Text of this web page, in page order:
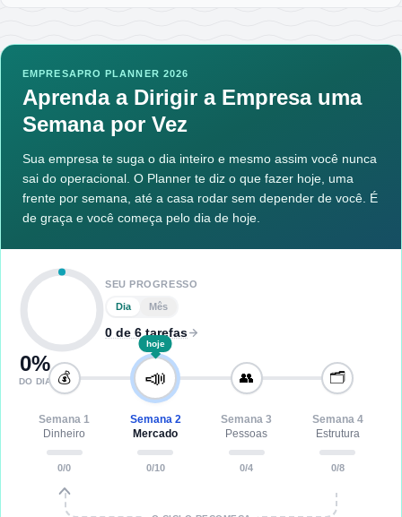
EMPRESAPRO PLANNER 2026
Aprenda a Dirigir a Empresa uma
Semana por Vez
Sua empresa te suga o dia inteiro e mesmo assim você nunca
sai do operacional. O Planner te diz o que fazer hoje, uma
frente por semana, até a casa rodar sem depender de você. É
de graça e você começa pelo dia de hoje.
0%
DO DIA
SEU PROGRESSO
Dia Mês
0 de 6 tarefas
hoje
💰
Semana1
Dinheiro
0/0
📣
Semana 2
Mercado
0/10
👥
Semana3
Pessoas
0/4
🗂️
Semana 4
Estrutura
0/8